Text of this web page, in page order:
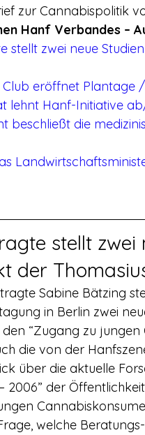
Mitmachen!
Panorama &
zur Cannabispolitik
Hanf Verbandes –
stellt zwei neue
Club eröffnet Plantage
lehnt Hanf-Initiative
beschließt die
stellt zwei
der
Sabine Bätzing
in Berlin zwei
“Zugang zu
die von der
über die aktuelle
2006” der
welche